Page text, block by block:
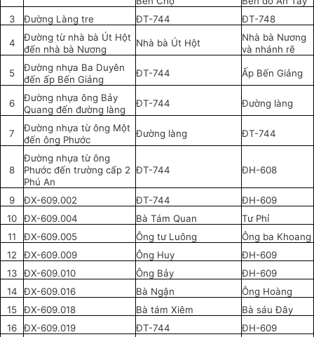
3
Đường Làng tre ĐT-744 ĐT-748
4
Đường từ nhà bà Út Hột
đến nhà bà Nương
Nhà bà Út Hột
Nhà bà Nương
và nhánh rẽ
5
Đường nhựa Ba Duyên
đến ấp Bến Giảng
ĐT-744 Ấp Bến Giảng
6
Đường nhựa ông Bảy
Quang đến đường làng
ĐT-744 Đường làng
7
Đường nhựa từ ông Một
đến ông Phước
Đường làng ĐT-744
8
Đường nhựa từ ông
Phước đến trường cấp 2
Phú An
ĐT-744 ĐH-608
9 ĐX-609.002 ĐT-744
ĐH-609
10
ĐX-609.004 Bà Tám Quan
Tư Phỉ
11
ĐX-609.005 Ông tư Luông
Ông ba Khoang
12
ĐX-609.009 Ông Huy
ĐH-609
13
ĐX-609.010 Ông Bảy
ĐH-609
14
ĐX-609.016 Bà Ngận
Ông Hoàng
15
ĐX-609.018 Bà tám Xiêm
Bà sáu Đây
16
ĐX-609.019 ĐT-744
ĐH-609